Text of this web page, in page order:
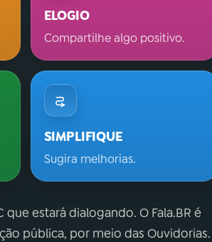
ELOGIO
Compartilhe algo positivo.
SIMPLIFIQUE
Sugira melhorias.
que estará dialogando. O Fala.BR é
pública, por meio das Ouvidorias.